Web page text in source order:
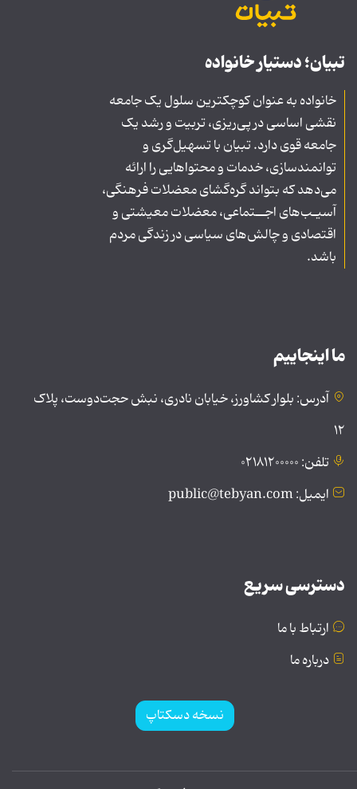
تبیان؛ دستیار خانواده
خانواده به عنوان کوچکترین سلول یک جامعه
نقشی اساسی در پی‌ریزی، تربیت و رشد یک
جامعه قوی دارد. تبیان با تسهیل‌گری و
توانمندسازی، خدمات و محتواهایی را ارائه
می‌دهد که بتواند گره‌گشای معضلات فرهنگی،
آسیـب‌های اجــتماعی، معضلات معیشتی و
اقتصادی و چالش‌های سیاسی در زندگی مردم
باشد.
ما اینجاییم
آدرس: بلوار کشاورز، خیابان نادری، نبش حجت‌دوست، پلاک
۱۲
تلفن: ۰۲۱۸۱۲۰۰۰۰۰
ایمیل: public@tebyan.com
دسترسی سریع
ارتباط با ما
درباره ما
نسخه دسکتاپ